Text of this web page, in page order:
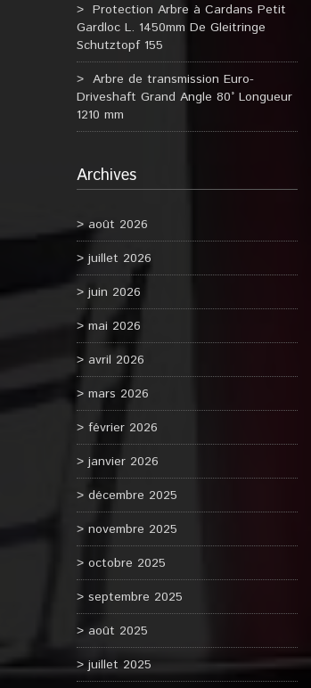
Protection Arbre à Cardans Petit
Gardloc L. 1450mm De Gleitringe
Schutztopf 155
Arbre de transmission Euro-
Driveshaft Grand Angle 80° Longueur
1210 mm
Archives
août 2026
juillet 2026
juin 2026
mai 2026
avril 2026
mars 2026
février 2026
janvier 2026
décembre 2025
novembre 2025
octobre 2025
septembre 2025
août 2025
juillet 2025